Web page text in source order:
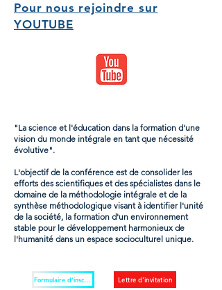
Pour nous rejoindre sur
YOUTUBE
"La science et l'éducation dans la formation d'une
vision du monde intégrale en tant que nécessité
évolutive".
L'objectif de la conférence est de consolider les
efforts des scientifiques et des spécialistes dans le
domaine de la méthodologie intégrale et de la
synthèse méthodologique visant à identifier l'unité
de la société, la formation d'un environnement
stable pour le développement harmonieux de
l'humanité dans un espace socioculturel unique.
Formulaire d'inscription Lettre d'invitation